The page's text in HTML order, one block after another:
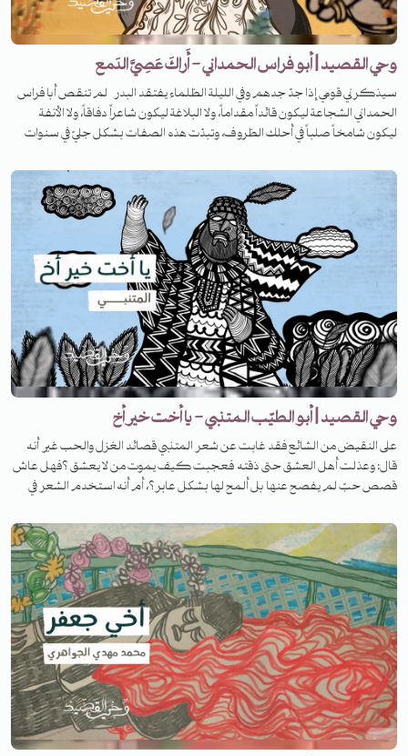
وحي القصيد | أبو فراس الحمداني - أَراكَ عَصِيَّ الدَمع
سيذكرني قومي إذا جدّ جدهم وفي الليلة الظلماء يفتقد البدر لم تنقص أبا فراس
الحمداني الشجاعة ليكون قائداً مقداماً، ولا البلاغة ليكون شاعراً دفاقاً، ولا الأنفة
ليكون شامخاً صلباً في أحلك الظروف، وتبدّت هذه الصفات بشكل جليّ في سنوات
وراءها؟ تابعوا الحلقة من برنامج وحي القصيد.
وحي القصيد | أبو الطيّب المتنبي - يا أخت خير أخ
على النقيض من الشائع فقد غابت عن شعر المتنبي قصائد الغزل والحب غير أنه
قال: وعذلت أهل العشق حتى ذقته فعجبت كيف يموت من لا يعشق ؟فهل عاش
قصص حبّ لم يفصح عنها بل ألمح لها بشكل عابر؟، أم أنه استخدم الشعر في
الجانب من حياة المتنبي، والحكم النهائي لكم.